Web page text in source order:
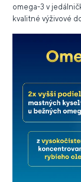
omega-3 v
kvalitné výživové